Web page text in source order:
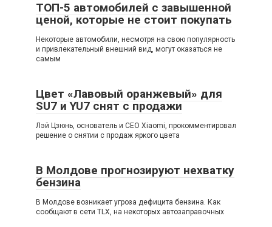
ТОП-5 автомобилей с завышенной
ценой, которые не стоит покупать
Некоторые автомобили, несмотря на свою популярность
и привлекательный внешний вид, могут оказаться не
самым
Цвет «Лавовый оранжевый» для
SU7 и YU7 снят с продажи
Лэй Цзюнь, основатель и CEO Xiaomi, прокомментировал
решение о снятии с продаж яркого цвета
В Молдове прогнозируют нехватку
бензина
В Молдове возникает угроза дефицита бензина. Как
сообщают в сети TLX, на некоторых автозаправочных